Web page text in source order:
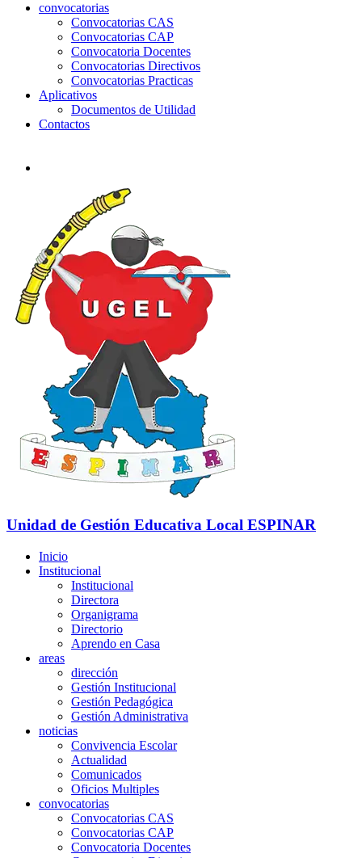
convocatorias
Convocatorias CAS
Convocatorias CAP
Convocatoria Docentes
Convocatorias Directivos
Convocatorias Practicas
Aplicativos
Documentos de Utilidad
Contactos
Unidad de Gestión Educativa Local ESPINAR
Inicio
Institucional
Institucional
Directora
Organigrama
Directorio
Aprendo en Casa
areas
dirección
Gestión Institucional
Gestión Pedagógica
Gestión Administrativa
noticias
Convivencia Escolar
Actualidad
Comunicados
Oficios Multiples
convocatorias
Convocatorias CAS
Convocatorias CAP
Convocatoria Docentes